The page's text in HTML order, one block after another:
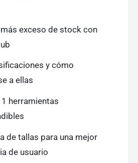
exceso de stock con
y cómo
a ellas
herramientas
de tallas para una mejor
de usuario